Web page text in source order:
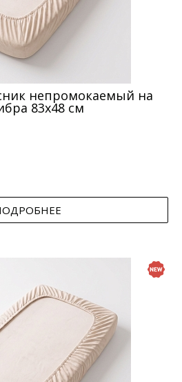
непромокаемый на
83х48 см